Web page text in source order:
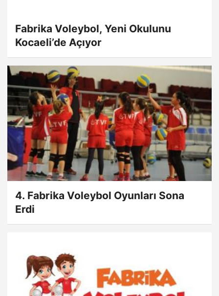
Fabrika Voleybol, Yeni Okulunu
Kocaeli’de Açıyor
4. Fabrika Voleybol Oyunları Sona
Erdi